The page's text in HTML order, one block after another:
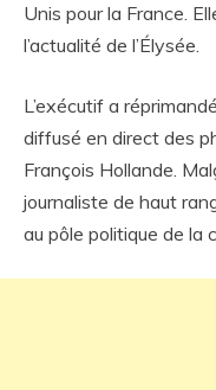
Unis pour la France.
l’actualité de l’Élysée.
L’exécutif a
diffusé en direct des
François Hollande.
journaliste de haut
au pôle politique de la